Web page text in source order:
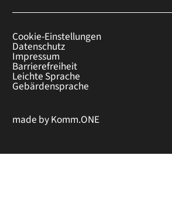
Cookie-Einstellungen
Datenschutz
Impressum
Barrierefreiheit
Leichte Sprache
Gebärdensprache
made byKomm.ONE